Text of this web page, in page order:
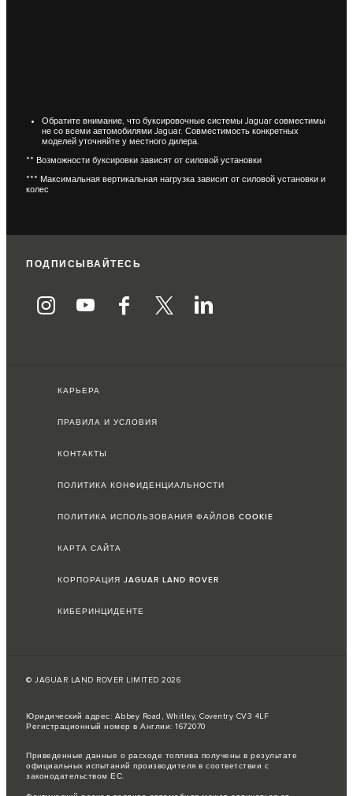
Обратите внимание, что буксировочные системы Jaguar совместимы
не со всеми автомобилями Jaguar. Совместимость конкретных
моделей уточняйте у местного дилера.
** Возможности буксировки зависят от силовой установки
*** Максимальная вертикальная нагрузка зависит от силовой установки и
колес
ПОДПИСЫВАЙТЕСЬ
КАРЬЕРА
ПРАВИЛА И УСЛОВИЯ
КОНТАКТЫ
ПОЛИТИКА КОНФИДЕНЦИАЛЬНОСТИ
ПОЛИТИКА ИСПОЛЬЗОВАНИЯ ФАЙЛОВ COOKIE
КАРТА САЙТА
КОРПОРАЦИЯ JAGUAR LAND ROVER
КИБЕРИНЦИДЕНТЕ
© JAGUAR LAND ROVER LIMITED 2026
Юридический адрес: Abbey Road, Whitley, Coventry CV3 4LF
Регистрационный номер в Англии: 1672070
Приведенные данные о расходе топлива получены в результате
официальных испытаний производителя в соответствии с
законодательством ЕС.